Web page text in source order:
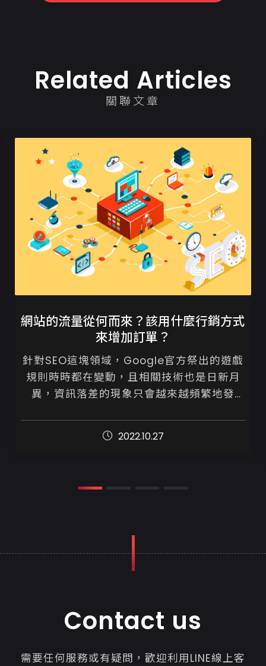
Related Articles
關聯文章
網站的流量從何而來？該用什麼行銷方式
來增加訂單？
針對SEO這塊領域，Google官方祭出的遊戲
規則時時都在變動，且相關技術也是日新月
異，資訊落差的現象只會越來越頻繁地發
為避免如此，建議您詢問或請專業人士來協
2022.10.27
Contact us
需要任何服務或有疑問，歡迎利用LINE線上客